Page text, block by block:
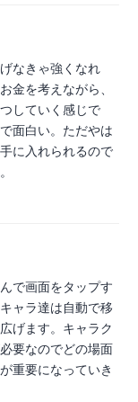
なきゃ強くなれ
金を考えながら、
していく感じで
面白い。ただやは
に入れられるので
で画面をタップす
ャラ達は自動で移
げます。キャラク
要なのでどの場面
重要になっていき